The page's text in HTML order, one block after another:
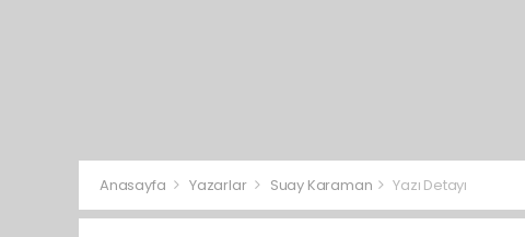
Anasayfa Yazarlar Suay Karaman Yazı Detayı